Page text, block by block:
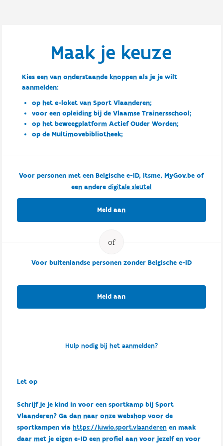
Maak je keuze
Kies een van onderstaande knoppen als je je wilt
aanmelden:
op het e-loket van Sport Vlaanderen;
voor een opleiding bij de Vlaamse Trainersschool;
op het beweegplatform Actief Ouder Worden;
op de Multimovebibliotheek;
Voor personen met een Belgische e-ID, Itsme, MyGov.be of
een anderedigitale sleutel
Meld aan
Voor buitenlandse personen zonder Belgische e-ID
Meld aan
Hulp nodig bij het aanmelden?
Let op
Schrijf je je kind in voor een sportkamp bij Sport
Vlaanderen? Ga dan naar onze webshop voor de
sportkampen via https://luwio.sport.vlaanderenen maak
daar met je eigen e-ID een profiel aan voor jezelf en voor